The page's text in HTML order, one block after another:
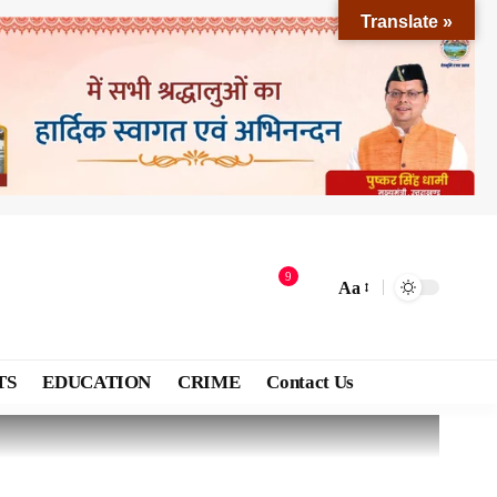
9
Aa
EDUCATION CRIME Contact Us
Translate »